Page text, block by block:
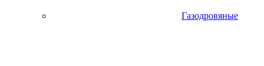
Газодровяные